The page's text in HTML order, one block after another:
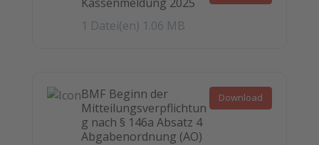
1 Datei(en) 1.06 MB
BMF Beginn der
Mitteilungsverpflichtun
g nach § 146a Absatz 4
Abgabenordnung (AO)
Download